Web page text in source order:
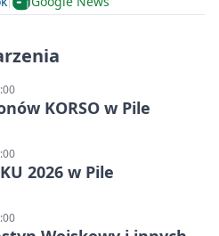
KORSO w Pile
2026 w Pile